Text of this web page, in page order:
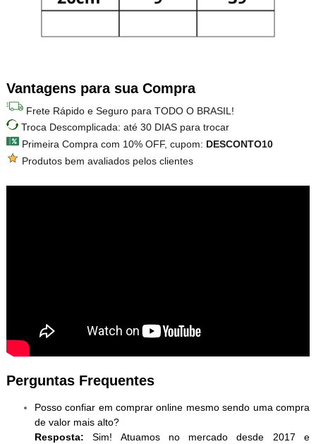
Vantagens para sua Compra
Frete Rápido e Seguro para TODO O BRASIL!
Troca Descomplicada: até 30 DIAS para trocar
Primeira Compra com 10% OFF, cupom: DESCONTO10
Produtos bem avaliados pelos clientes
Perguntas Frequentes
Posso confiar em comprar online mesmo sendo uma compra
de valor mais alto?
Resposta: Sim! Atuamos no mercado desde 2017 e